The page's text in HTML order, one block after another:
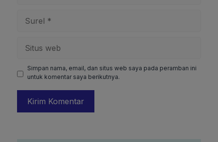
web
Simpan nama, email, dan situs web saya pada peramban ini
untuk komentar saya berikutnya.